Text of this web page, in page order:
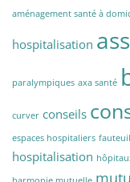
aménagement santé à
hospitalisation
paralympiques axa santé
curver conseils
espaces hospitaliers
hospitalisation